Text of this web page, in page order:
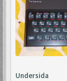
Undersida